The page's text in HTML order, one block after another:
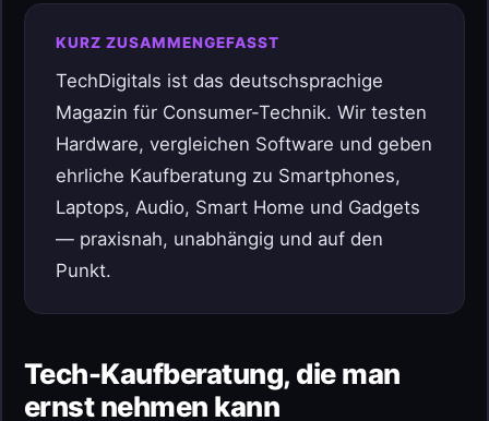
KURZ ZUSAMMENGEFASST
TechDigitals ist das deutschsprachige
Magazin für Consumer-Technik. Wir testen
Hardware, vergleichen Software und geben
ehrliche Kaufberatung zu Smartphones,
Laptops, Audio, Smart Home und Gadgets
— praxisnah, unabhängig und auf den
Punkt.
Tech-Kaufberatung, die man
ernst nehmen kann